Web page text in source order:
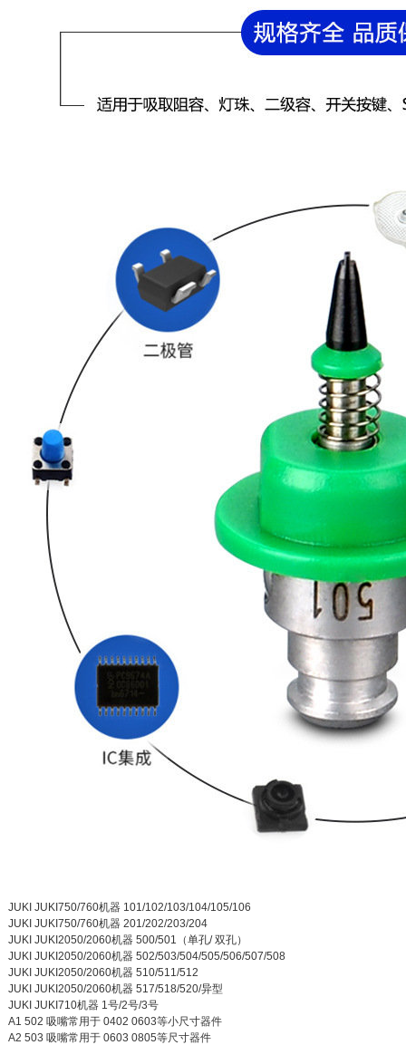
JUKI JUKI750/760机器 101/102/103/104/105/106
JUKI JUKI750/760机器 201/202/203/204
JUKI JUKI2050/2060机器 500/501（单孔/ 双孔）
JUKI JUKI2050/2060机器 502/503/504/505/506/507/508
JUKI JUKI2050/2060机器 510/511/512
JUKI JUKI2050/2060机器 517/518/520/异型
JUKI JUKI710机器 1号/2号/3号
A1 502 吸嘴常用于 0402 0603等小尺寸器件
A2 503 吸嘴常用于 0603 0805等尺寸器件